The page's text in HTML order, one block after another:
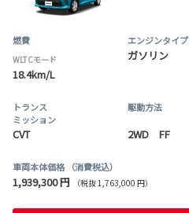
燃費
WLTCモード
18.4km/L
エンジンタイプ
ガソリン
トランス
ミッション
CVT
駆動方法
2WD FF
車両本体価格 （消費税込）
1,939,300 円 （税抜 1,763,000 円）